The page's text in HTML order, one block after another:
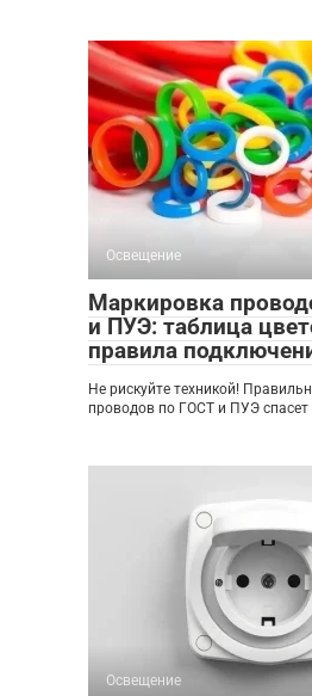
Освещение
Маркировка
и ПУЭ: таблица
правила
Не рискуйте техникой!
проводов по ГОСТ и ПУЭ
Освещение